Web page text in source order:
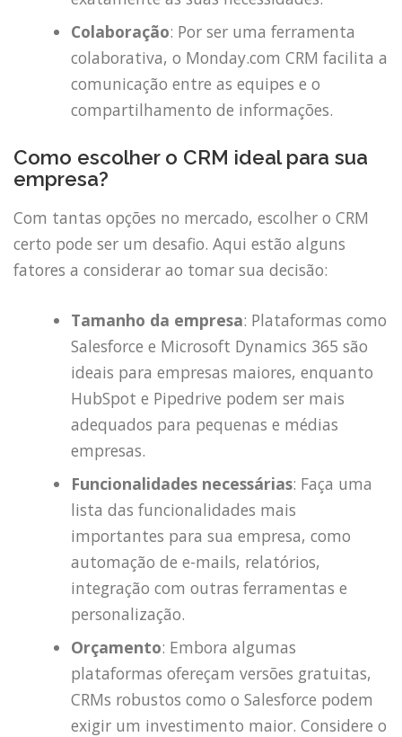
Colaboração: Por ser uma ferramenta
colaborativa, o Monday.com CRM facilita a
comunicação entre as equipes e o
compartilhamento de informações.
Como escolher o CRM ideal para sua
empresa?
Com tantas opções no mercado, escolher o CRM
certo pode ser um desafio. Aqui estão alguns
fatores a considerar ao tomar sua decisão:
Tamanho da empresa: Plataformas como
Salesforce e Microsoft Dynamics 365 são
ideais para empresas maiores, enquanto
HubSpot e Pipedrive podem ser mais
adequados para pequenas e médias
empresas.
Funcionalidades necessárias: Faça uma
lista das funcionalidades mais
importantes para sua empresa, como
automação de e-mails, relatórios,
integração com outras ferramentas e
personalização.
Orçamento: Embora algumas
plataformas ofereçam versões gratuitas,
CRMs robustos como o Salesforce podem
exigir um investimento maior. Considere o